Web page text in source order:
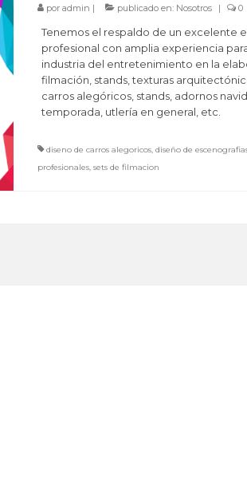
poradmin | publicado en: Nosotros | 0
Tenemos el respaldo de un excelente
profesional con amplia experiencia
industria del entretenimiento en la
filmación, stands, texturas
carros alegóricos, stands, adornos
temporada, utlería en general, etc.
diseno de carros alegoricos,diseño de
profesionales,sets de filmacion